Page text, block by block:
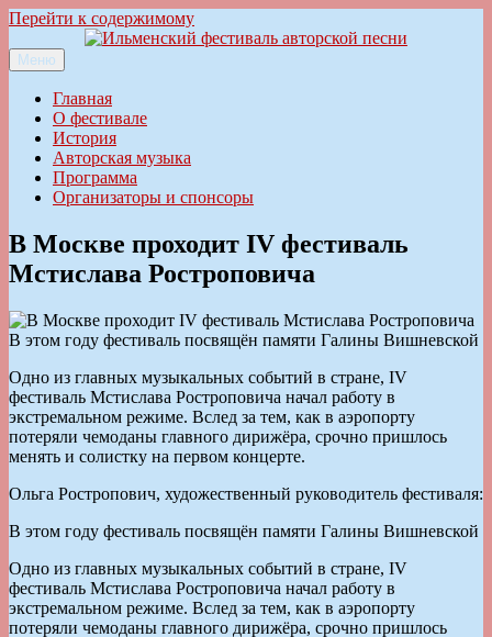
Перейти к содержимому
Ильменский фестиваль авторской песни
Меню
Главная
О фестивале
История
Авторская музыка
Программа
Организаторы и спонсоры
В Москве проходит IV фестиваль
Мстислава Ростроповича
В этом году фестиваль посвящён памяти Галины Вишневской
Одно из главных музыкальных событий в стране, IV
фестиваль Мстислава Ростроповича начал работу в
экстремальном режиме. Вслед за тем, как в аэропорту
потеряли чемоданы главного дирижёра, срочно пришлось
менять и солистку на первом концерте.
Ольга Ростропович, художественный руководитель фестиваля:
В этом году фестиваль посвящён памяти Галины Вишневской
Одно из главных музыкальных событий в стране, IV
фестиваль Мстислава Ростроповича начал работу в
экстремальном режиме. Вслед за тем, как в аэропорту
потеряли чемоданы главного дирижёра, срочно пришлось